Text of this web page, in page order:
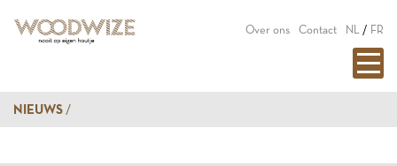
Over ons Contact NL / FR
NIEUWS